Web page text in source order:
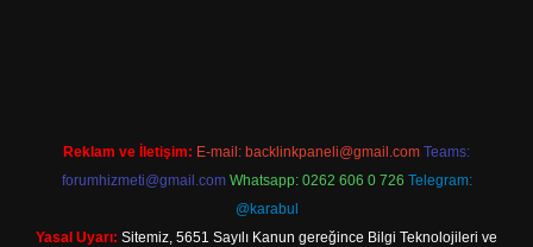
Reklam ve İletişim: E-mail: backlinkpaneli@gmail.com Teams:
forumhizmeti@gmail.com Whatsapp: 0262 606 0 726 Telegram:
@karabul
Yasal Uyarı: Sitemiz, 5651 Sayılı Kanun gereğince Bilgi Teknolojileri ve